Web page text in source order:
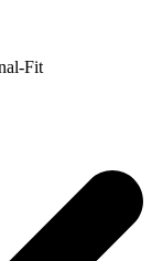
Fit